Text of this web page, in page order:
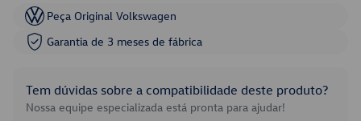
Peça Original Volkswagen
Garantia de 3 meses de fábrica
Tem dúvidas sobre a compatibilidade deste produto?
Nossa equipe especializada está pronta para ajudar!